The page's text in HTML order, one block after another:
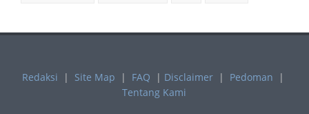
Redaksi | Site Map | FAQ | Disclaimer| Pedoman |
Tentang Kami